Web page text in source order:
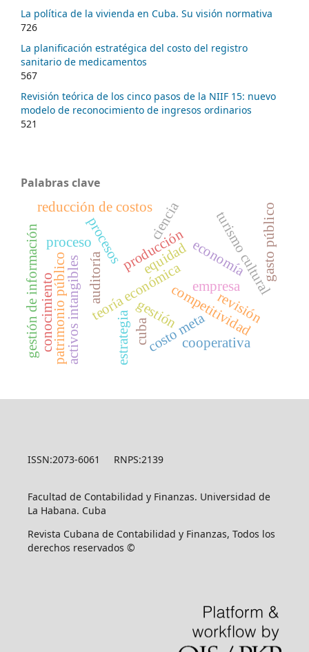
La política de la vivienda en Cuba. Su visión normativa
726
La planificación estratégica del costo del registro
sanitario de medicamentos
567
Revisión teórica de los cinco pasos de la NIIF 15: nuevo
modelo de reconocimiento de ingresos ordinarios
521
Palabras clave
economía
producción
teoría económica
auditoría empresa
procesos
activos intangibles competitividad
patrimonio público turismo cultural
ciencia
costo meta
estrategiagestión
reducción de costos
conocimiento
gestión de información revisión
equidad gasto público
cuba
proceso
cooperativa
ISSN:2073-6061 RNPS:2139
Facultad de Contabilidad y Finanzas. Universidad de
La Habana. Cuba
Revista Cubana de Contabilidad y Finanzas, Todos los
derechos reservados ©